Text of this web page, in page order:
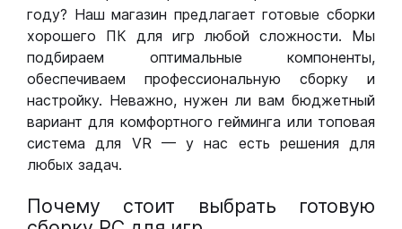
году? Наш магазин предлагает готовые сборки
хорошего ПК для игр любой сложности. Мы
подбираем оптимальные компоненты,
обеспечиваем профессиональную сборку и
настройку. Неважно, нужен ли вам бюджетный
вариант для комфортного гейминга или топовая
система для VR — у нас есть решения для
любых задач.
Почему стоит выбрать готовую